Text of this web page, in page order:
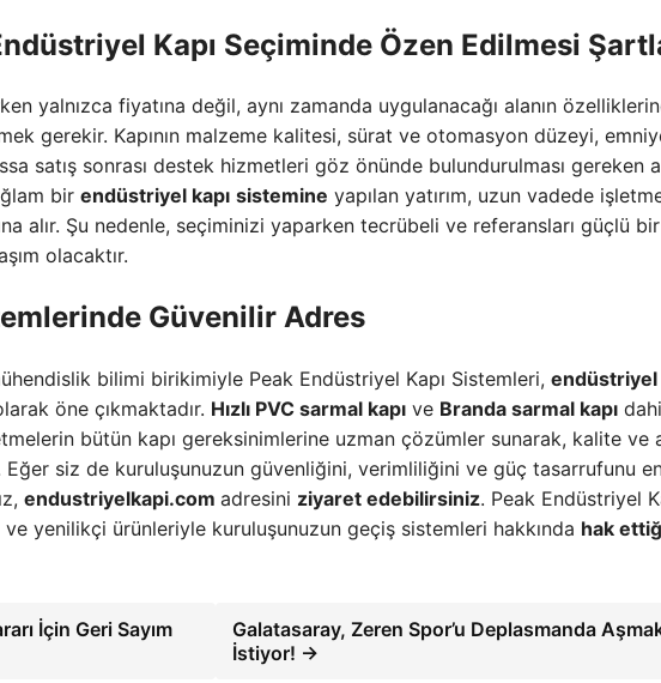
Kapı Seçiminde Özen Edilmesi
yalnızca fiyatına değil, aynı zamanda uygulanacağı alanın
gerekir. Kapının malzeme kalitesi, sürat ve otomasyon düzeyi,
satış sonrası destek hizmetleri göz önünde bulundurulması gereken
bir endüstriyel kapı sistemine yapılan yatırım, uzun vadede
alır. Şu nedenle, seçiminizi yaparken tecrübeli ve referansları güçlü
olacaktır.
Güvenilir Adres
bilimi birikimiyle Peak Endüstriyel Kapı Sistemleri, endüstriyel
öne çıkmaktadır. Hızlı PVC sarmal kapı ve Branda sarmal kapı
bütün kapı gereksinimlerine uzman çözümler sunarak, kalite ve
siz de kuruluşunuzun güvenliğini, verimliliğini ve güç tasarrufunu
endustriyelkapi.com adresini ziyaret edebilirsiniz. Peak Endüstriyel
yenilikçi ürünleriyle kuruluşunuzun geçiş sistemleri hakkında hak
İçin Geri Sayım
Galatasaray, Zeren Spor’u Deplasmanda
İstiyor! →